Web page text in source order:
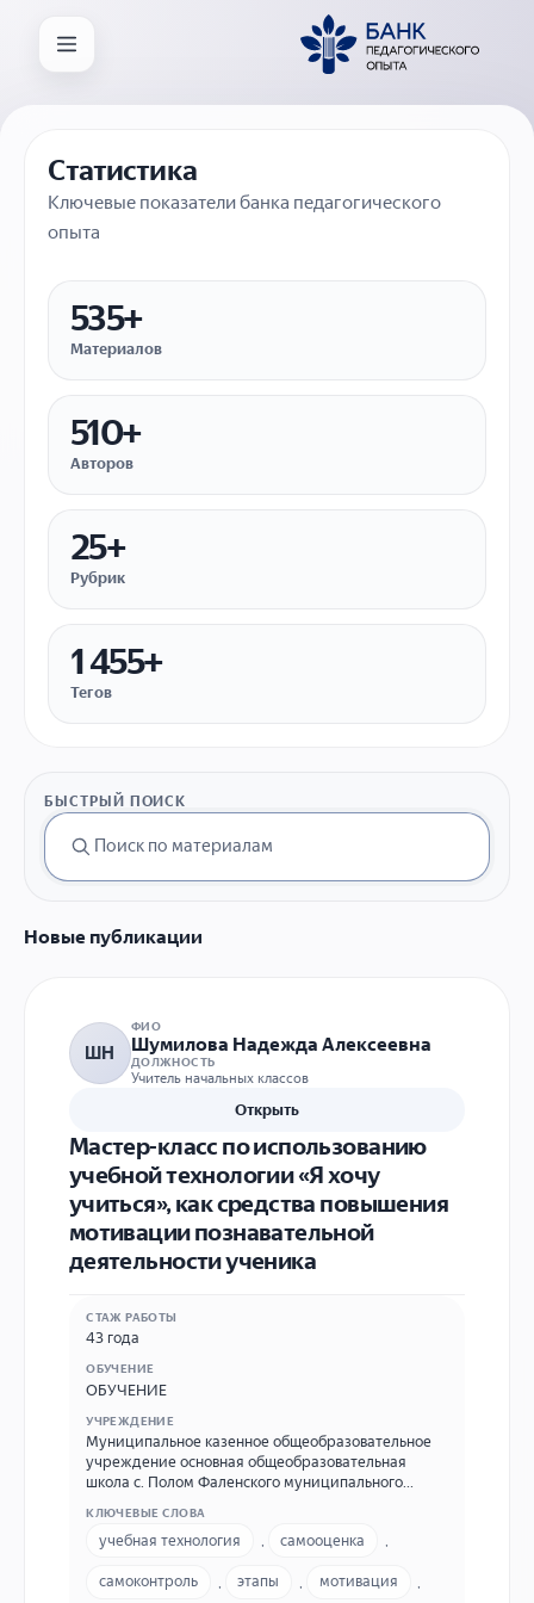
Статистика
Ключевые показатели банка педагогического
опыта
535+
Материалов
510+
Авторов
25+
Рубрик
1 455+
Тегов
БЫСТРЫЙ ПОИСК
Новые публикации
ШН
ФИО
Шумилова Надежда Алексеевна
ДОЛЖНОСТЬ
Учитель начальных классов
Открыть
Мастер-класс по использованию
учебной технологии «Я хочу
учиться», как средствa повышения
мотивации познавательной
деятельности ученика
СТАЖ РАБОТЫ
43 года
ОБУЧЕНИЕ
ОБУЧЕНИЕ
УЧРЕЖДЕНИЕ
Муниципальное казенное общеобразовательное
учреждение основная общеобразовательная
школа с. Полом Фаленского муниципального
Фаленского муниципального округа Кировской
области) Адрес с. Полом, ул. Садовая 2а,
30 2 84 ,polommou@mail.ru .
КЛЮЧЕВЫЕ СЛОВА
учебная технология самооценка
самоконтроль этапы мотивация